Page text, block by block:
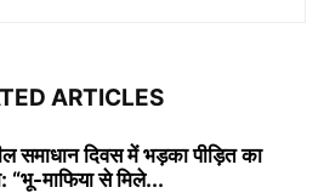
ARTICLES
समाधान दिवस में भड़का पीड़ित का
“भू-माफिया से मिले...